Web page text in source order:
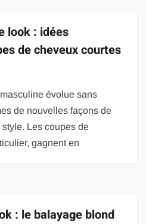
look : idées
de cheveux courtes
évolue sans
de nouvelles façons de
style. Les coupes de
gagnent en
: le balayage blond